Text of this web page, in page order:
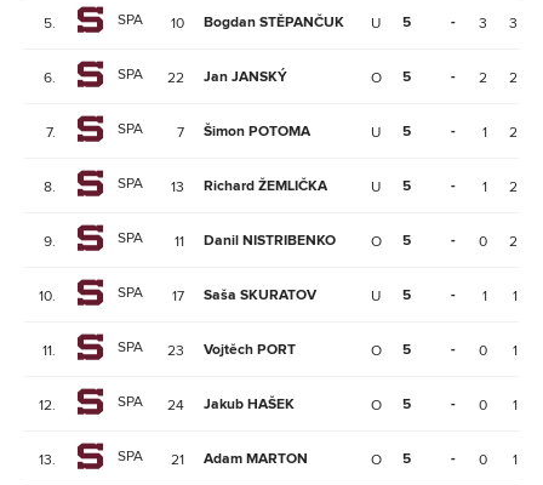
5. SPA 10 Bogdan STĚPANČUK U 5 - 3 3
6. SPA 22 Jan JANSKÝ O 5 - 2 2
7. SPA 7 Šimon POTOMA U 5 - 1 2
8. SPA 13 Richard ŽEMLIČKA U 5 - 1 2
9. SPA 11 Danil NISTRIBENKO O 5 - 0 2
10. SPA 17 Saša SKURATOV U 5 - 1 1
11. SPA 23 Vojtěch PORT O 5 - 0 1
12. SPA 24 Jakub HAŠEK O 5 - 0 1
13. SPA 21 Adam MARTON O 5 - 0 1